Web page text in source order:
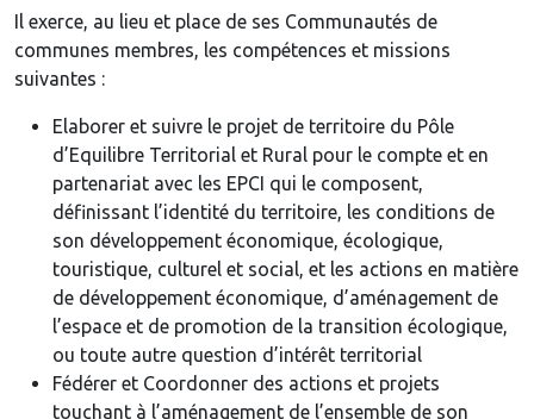
Il exerce, au lieu et place de ses Communautés de
communes membres, les compétences et missions
suivantes :
Elaborer et suivre le projet de territoire du Pôle
d’Equilibre Territorial et Rural pour le compte et en
partenariat avec les EPCI qui le composent,
définissant l’identité du territoire, les conditions de
son développement économique, écologique,
touristique, culturel et social, et les actions en matière
de développement économique, d’aménagement de
l’espace et de promotion de la transition écologique,
ou toute autre question d’intérêt territorial
Fédérer et Coordonner des actions et projets
touchant à l’aménagement de l’ensemble de son